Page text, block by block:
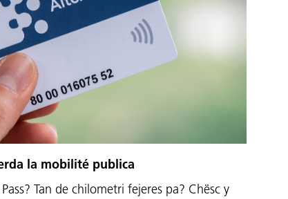
la mobilité publica
Tan de chilometri fejeres pa? Chësc y